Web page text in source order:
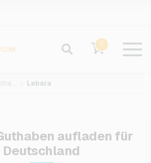
0
Handyguthaben Lebara
aufladen für
Deutschland